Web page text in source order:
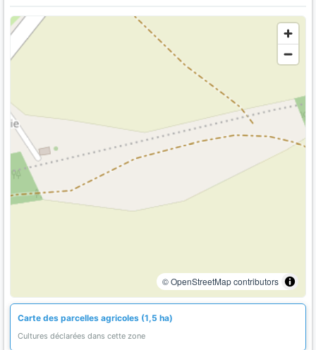
© OpenStreetMap contributors
Carte des parcelles agricoles (1,5 ha)
Cultures déclarées dans cette zone